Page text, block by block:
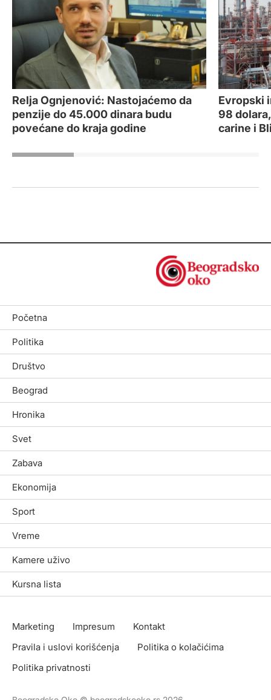
Relja Ognjenović: Nastojaćemo da
penzije do 45.000 dinara budu
povećane do kraja godine
Evropski
98
carine i
Početna
Politika
Društvo
Beograd
Hronika
Svet
Zabava
Ekonomija
Sport
Vreme
Kamere uživo
Kursna lista
Marketing Impresum
Kontakt
Pravila i uslovi korišćenja
Politika o kolačićima
Politika privatnosti